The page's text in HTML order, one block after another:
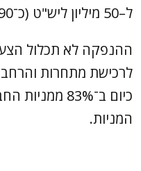
ל–50 מיליון ליש"ט (כ־190–240 מיליון שקל).
ההנפקה לא תכלול
לרכישת מתחרות
כיום ב־83%
המניות.